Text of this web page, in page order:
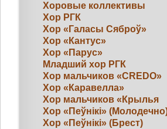
Хоровые коллективы
Хор РГК
Хор «Галасы Сяброў»
Хор «Кантус»
Хор «Парус»
Младший хор РГК
Хор мальчиков «CREDO»
Хор «Каравелла»
Хор мальчиков «Крылья
Хор «Пеўнікі»
Хор «Пеўнікі» (Брест)